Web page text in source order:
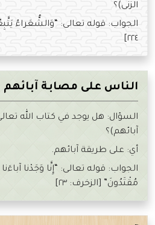
الزنى)؟
الجواب: قوله تعالى: “وَالشُّعَراءُ
٢٢٤]
الناس على مصابة آبائهم
السؤال: هل يوجد في كتاب الله
آبائهم)؟
أي: على طريقة آبائهم.
الجواب: قوله تعالى: “إِنَّا وَجَدْنا
مُقْتَدُونَ” [الزخرف: ٢٣]